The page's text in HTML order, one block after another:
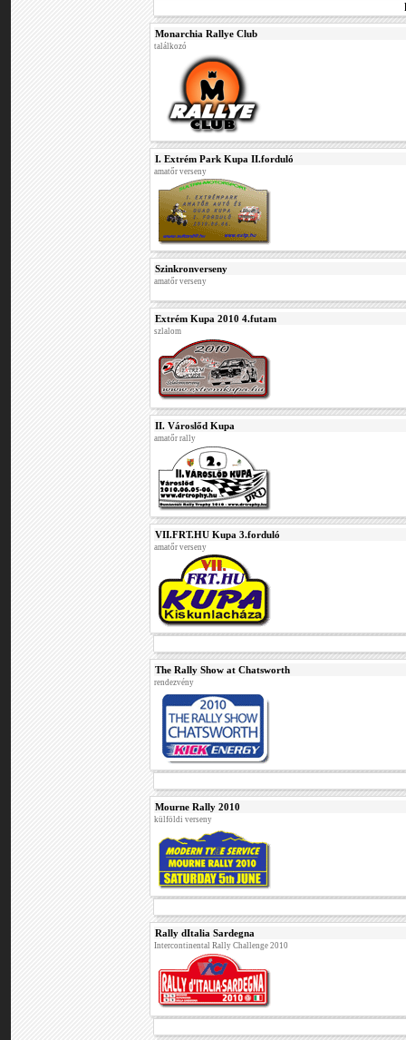
Monarchia Rallye Club
találkozó
I. Extrém Park Kupa II.forduló
amatőr verseny
Szinkronverseny
amatőr verseny
Extrém Kupa 2010 4.futam
szlalom
II. Városlőd Kupa
amatőr rally
VII.FRT.HU Kupa 3.forduló
amatőr verseny
The Rally Show at Chatsworth
rendezvény
Mourne Rally 2010
külföldi verseny
Rally dItalia Sardegna
Intercontinental Rally Challenge 2010